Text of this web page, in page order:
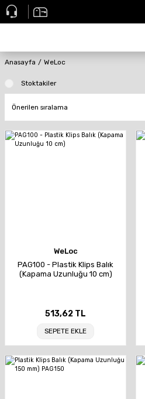
Anasayfa WeLoc
Stoktakiler
WeLoc
PAG100 - Plastik Klips Balık
(Kapama Uzunluğu 10 cm)
513,62 TL
SEPETE EKLE